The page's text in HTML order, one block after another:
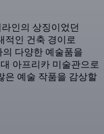
인의 상징이었던
적인 건축 경이로
다양한 예술품을
아프리카 미술관으로
은 예술 작품을 감상할